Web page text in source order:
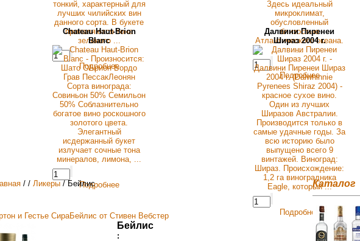
Подробнее
Chateau Haut-Brion
Blanc
Подробнее
Подробнее
Далвини Пиренеи
Шираз 2004 г.
Подробнее
/ / Ликеры / Бейлис
и Гестье СираБейлис от Стивен Вебстер
Бейлис
:
Каталог